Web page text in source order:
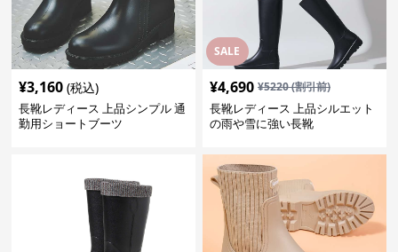
¥3,160 (税込)
長靴レディース 上品シンプル 通
勤用ショートブーツ
SALE
¥4,690 ¥5220(割引前)
長靴レディース 上品シルエット
の雨や雪に強い長靴